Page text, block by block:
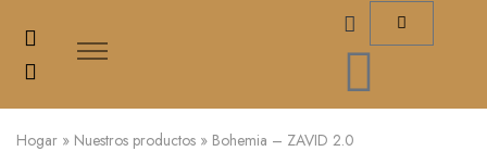
Hogar » Nuestros productos » Bohemia – ZAVID 2.0